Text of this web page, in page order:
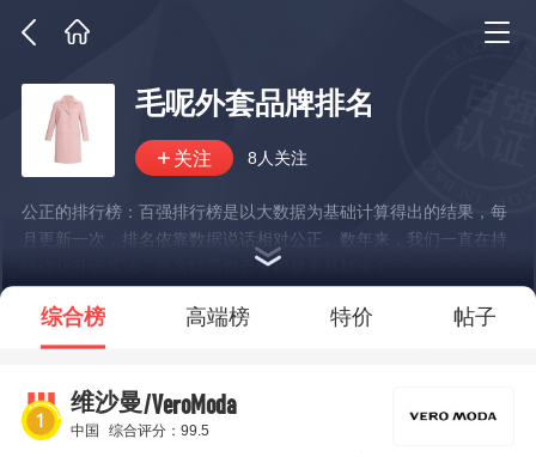
毛呢外套品牌排名
8人关注
公正的排行榜：百强排行榜是以大数据为基础计算得出的结果，每
月更新一次，排名依靠数据说话相对公正。数年来，我们一直在持
续优化升级算法，排名结果也会变得越来越精准！
*说明：仅展示部分数据
综合榜 高端榜 特价 帖子
维沙曼/VeroModa
中国 综合评分：99.5